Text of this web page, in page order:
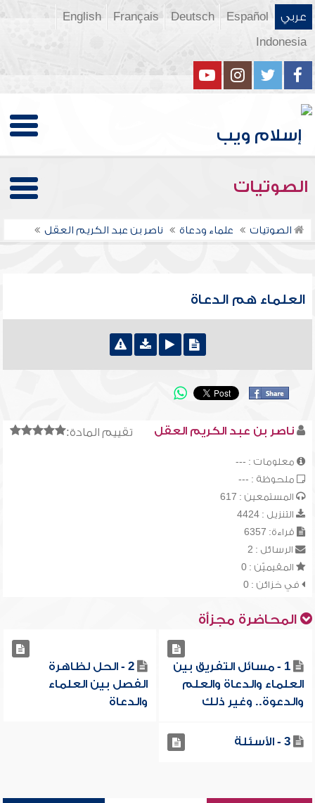
عربي Español
Deutsch
Français
English
Indonesia
الصوتيات
الصوتيات علماء ودعاة ناصر بن عبد الكريم العقل
العلماء هم الدعاة
تقييم المادة: ناصر بن عبد الكريم العقل
معلومات : ---
ملحوظة : ---
المستمعين : 617
التنزيل : 4424
قراءة: 6357
الرسائل : 2
المقيميّن : 0
في خزائن : 0
المحاضرة مجزأة
1 - مسائل التفريق بين
العلماء والدعاة والعلم
والدعوة.. وغير ذلك
2 - الحل لظاهرة
الفصل بين العلماء
والدعاة
3 - الأسئلة